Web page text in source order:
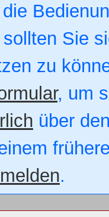
Sie
zu
, um
über
.